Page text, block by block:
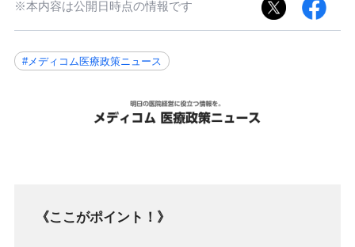
※本内容は公開日時点の情報です
#メディコム医療政策ニュース
《ここがポイント！》